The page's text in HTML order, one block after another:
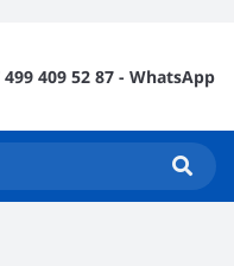
499 409 52 87 - WhatsApp